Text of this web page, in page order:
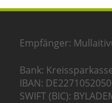
Empfänger:
Bank:
IBAN:
SWIFT (BIC):